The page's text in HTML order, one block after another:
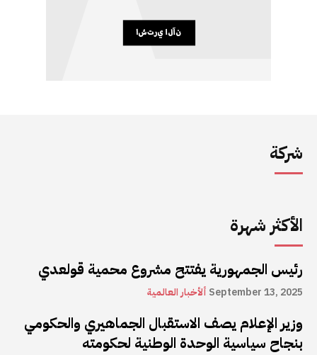
شركة
الأكثر شهرة
رئيس الجمهورية يفتتح مشروع محمية قولعدي
ألأخبار العالمية September 13, 2025
وزير الإعلام يصف الاستقبال الجماهيري والحكومي
بنجاح سياسية الوحدة الوطنية لحكومته